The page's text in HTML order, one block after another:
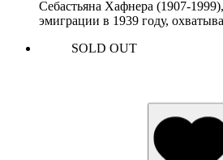
Себастьяна Хафнера (1907-
эмиграции в 1939 году,
SOLD OUT